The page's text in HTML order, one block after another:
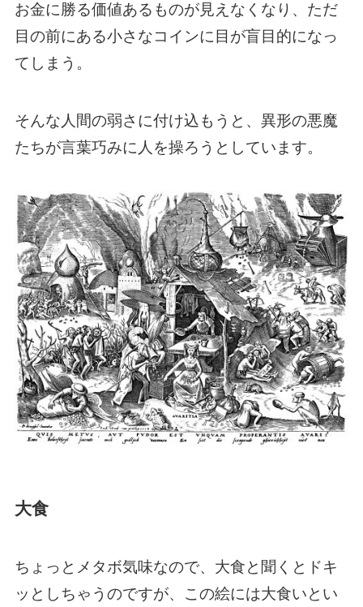
お金に勝る価値あるものが見えなくなり、ただ
目の前にある小さなコインに目が盲目的になっ
てしまう。
そんな人間の弱さに付け込もうと、異形の悪魔
たちが言葉巧みに人を操ろうとしています。
大食
ちょっとメタボ気味なので、大食と聞くとドキ
ッとしちゃうのですが、この絵には大食いとい